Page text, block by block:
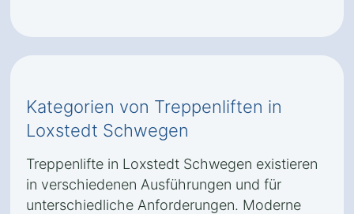
Kategorien von Treppenliften in
Loxstedt Schwegen
Treppenlifte in Loxstedt Schwegen existieren
in verschiedenen Ausführungen und für
unterschiedliche Anforderungen. Moderne